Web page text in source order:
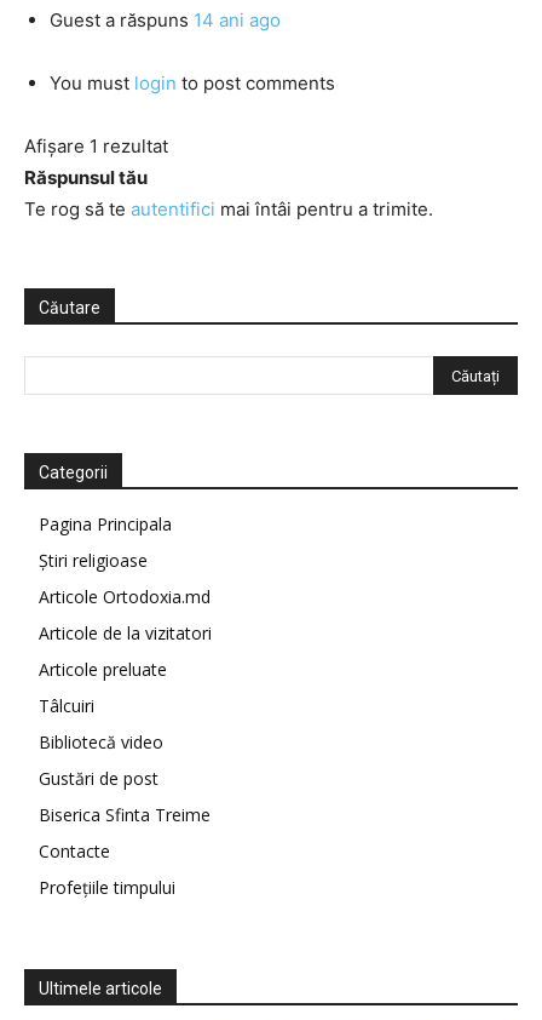
Guest a răspuns 14 ani ago
You must login to post comments
Afișare 1 rezultat
Răspunsul tău
Te rog să te autentifici mai întâi pentru a trimite.
Căutare
Categorii
Pagina Principala
Știri religioase
Articole Ortodoxia.md
Articole de la vizitatori
Articole preluate
Tâlcuiri
Bibliotecă video
Gustări de post
Biserica Sfinta Treime
Contacte
Profețiile timpului
Ultimele articole